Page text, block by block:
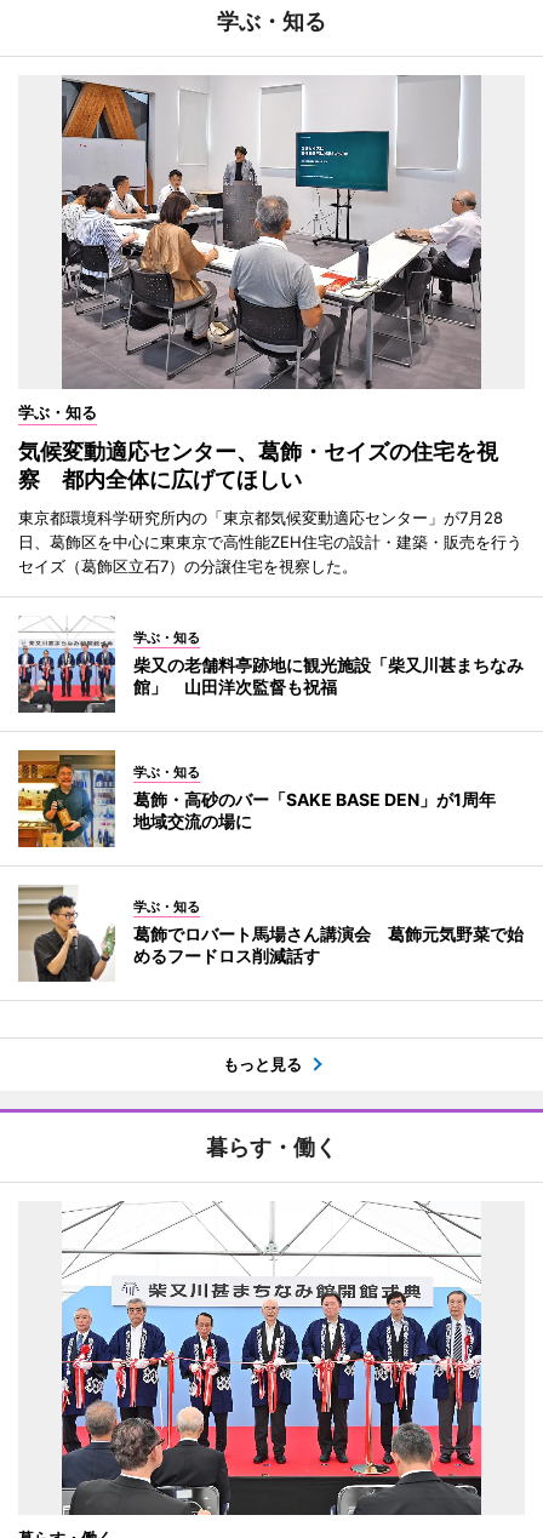
学ぶ・知る
学ぶ・知る
気候変動適応センター、葛飾・セイズの住宅を視
察 都内全体に広げてほしい
東京都環境科学研究所内の「東京都気候変動適応センター」が7月28
日、葛飾区を中心に東東京で高性能ZEH住宅の設計・建築・販売を行う
セイズ（葛飾区立石7）の分譲住宅を視察した。
学ぶ・知る
柴又の老舗料亭跡地に観光施設「柴又川甚まちなみ
館」 山田洋次監督も祝福
学ぶ・知る
葛飾・高砂のバー「SAKE BASE DEN」が1周年
地域交流の場に
学ぶ・知る
葛飾でロバート馬場さん講演会 葛飾元気野菜で始
めるフードロス削減話す
もっと見る
暮らす・働く